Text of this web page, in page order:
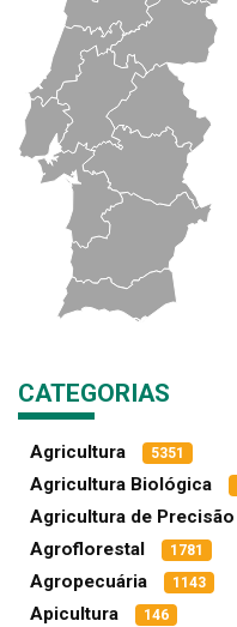
CATEGORIAS
Agricultura 5351
Agricultura Biológica
Agricultura de Precisão
Agroflorestal 1781
Agropecuária 1143
Apicultura 146